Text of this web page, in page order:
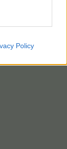
Policy